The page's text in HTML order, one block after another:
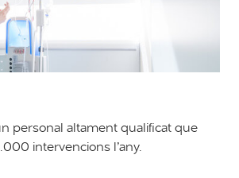
personal altament qualificat que
intervencions l’any.